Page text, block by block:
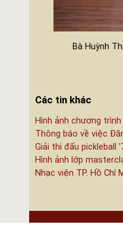
Bà Huỳnh
Các tin khác
Hình ảnh chương
Thông báo về việc
Giải thi đấu pickleball
Hình ảnh lớp
Nhạc viện TP. Hồ